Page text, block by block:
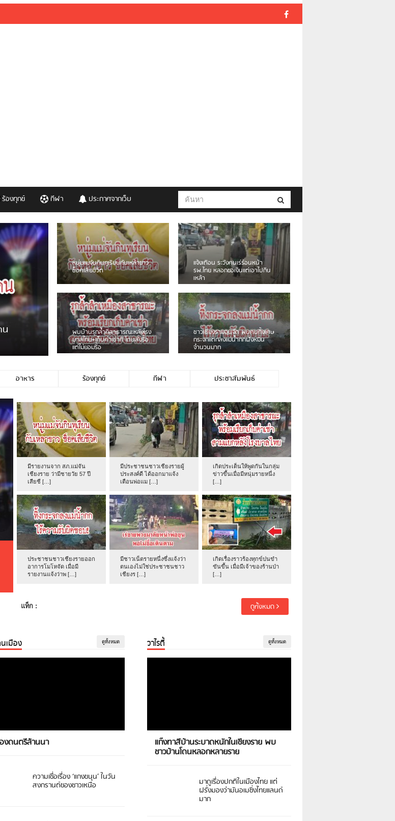
ร้องทุกข์ กีฬา ประกาศจากเว็บ
หนุ่มแม่จันกินทุเรียนกับเหล้าขาว
ช็อคเสียชีวิต
แจ้งเตือน ระวังคนเร่ร่อนหน้า
รพ.ไทย หลอกขอเงินแต่เอาไปกิน
เหล้า
พบบ้านรุกล้ำที่สาธารณะหลังโรง
บาลไทย+เก็บค่าเช่าที่ โดนสั่งรื้อ
แต่ไม่ยอมรื้อ
ชาวเชียงรายฉุนจัด พบคนทิ้งเศษ
กระจกแตกลงแม่น้ำกกฝั่งหมิ่น
จำนวนมาก
อาหาร ร้องทุกข์ กีฬา ประชาสัมพันธ์
มีรายงานจาก สภ.แม่จัน
เชียงราย ว่ามีชายวัย 57 ปี
เสียชี […]
มีประชาชนชาวเชียงรายผู้
ประสงค์ดี ได้ออกมาแจ้ง
เตือนพ่อแม […]
เกิดประเด็นให้พูดกันในกลุ่ม
ข่าวขึ้นเมื่อมีหนุ่มรายหนึ่ง
[…]
ประชาชนชาวเชียงรายออก
อาการโมโหจัด เมื่อมี
รายงานแจ้งว่าพ […]
มีชาวเน็ตรายหนึ่งซึ่งแจ้งว่า
ตนเองไม่ใช่ประชาชนชาว
เชียงร […]
เกิดเรื่องราวร้องทุกข์ปนขำ
ขันขึ้น เมื่อมีเจ้าของร้านป่า
[…]
แท็ก : ดูทั้งหมด
เมือง ดูทั้งหมด
งดนตรีล้านนา
ความเชื่อเรื่อง ‘แกงขนุน’ ในวัน
สงกรานต์ของชาวเหนือ
วาไรตี้ ดูทั้งหมด
แก๊งทาสีบ้านระบาดหนักในเชียงราย พบ
ชาวบ้านโดนหลอกหลายราย
มาดูเรื่องปกติในเมืองไทย แต่
ฝรั่งมองว่ามันอเมซิ่งไทยแลนด์
มาก